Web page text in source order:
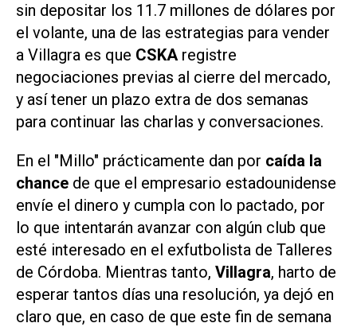
sin depositar los 11.7 millones de dólares por
el volante, una de las estrategias para vender
a Villagra es que CSKA registre
negociaciones previas al cierre del mercado,
y así tener un plazo extra de dos semanas
para continuar las charlas y conversaciones.
En el "Millo" prácticamente dan por caída la
chance de que el empresario estadounidense
envíe el dinero y cumpla con lo pactado, por
lo que intentarán avanzar con algún club que
esté interesado en el exfutbolista de Talleres
de Córdoba. Mientras tanto, Villagra, harto de
esperar tantos días una resolución, ya dejó en
claro que, en caso de que este fin de semana